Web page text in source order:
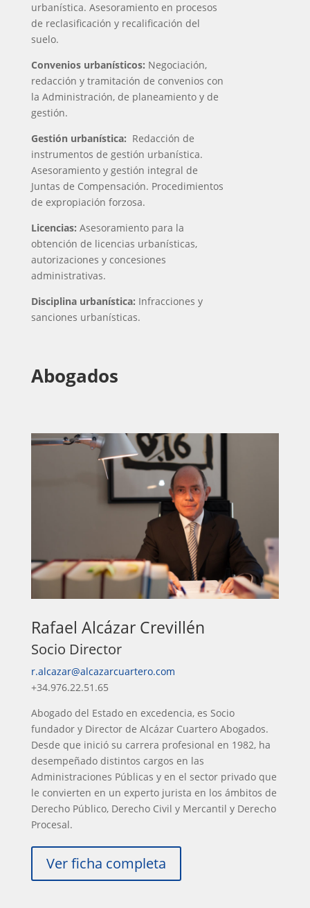
urbanística. Asesoramiento en procesos
de reclasificación y recalificación del
suelo.
Convenios urbanísticos: Negociación,
redacción y tramitación de convenios con
la Administración, de planeamiento y de
gestión.
Gestión urbanística: Redacción de
instrumentos de gestión urbanística.
Asesoramiento y gestión integral de
Juntas de Compensación. Procedimientos
de expropiación forzosa.
Licencias: Asesoramiento para la
obtención de licencias urbanísticas,
autorizaciones y concesiones
administrativas.
Disciplina urbanística: Infracciones y
sanciones urbanísticas.
Abogados
Rafael Alcázar Crevillén
Socio Director
r.alcazar@alcazarcuartero.com
+34.976.22.51.65
Abogado del Estado en excedencia, es Socio
fundador y Director de Alcázar Cuartero Abogados.
Desde que inició su carrera profesional en 1982, ha
desempeñado distintos cargos en las
Administraciones Públicas y en el sector privado que
le convierten en un experto jurista en los ámbitos de
Derecho Público, Derecho Civil y Mercantil y Derecho
Procesal.
Ver ficha completa